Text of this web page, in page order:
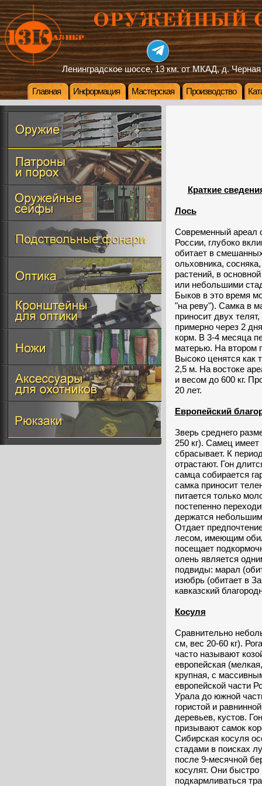
Ленинградское шоссе, 13 км. от МКАД, д. Черная
Главная Информация Мастерская Производство
Краткие
Лось
Современный ареал
России, глубоко
обитает в
ольховника,
растений, в
или небольшими
Быков в это время
"на реву"). Самка в
приносит двух
примерно через 2
корм. В 3-4 месяца
матерью. На втором
Высоко ценятся как
2,5 м. На востоке
и весом до 600 кг.
20 лет.
Европейский
Зверь среднего
250 кг). Самец имеет
сбрасывает. К
отрастают. Гон
самца собирается
самка приносит
питается только
постепенно
держатся
Отдает
лесом, имеющим
посещает
олень является
подвиды: марал
изюбрь (обитает в
кавказский
Косуля
Сравнительно
см, вес 20-60 кг).
часто называют
европейская
крупная, с
европейской части
Урала до южной
гористой и
деревьев, кустов.
призывают самок
Сибирская косуля
стадами в поисках
после 9-месячной
косулят. Они быстро
подкармливаться